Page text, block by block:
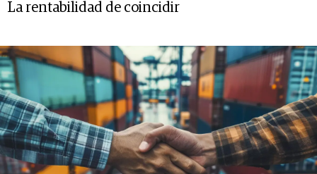
La rentabilidad de coincidir